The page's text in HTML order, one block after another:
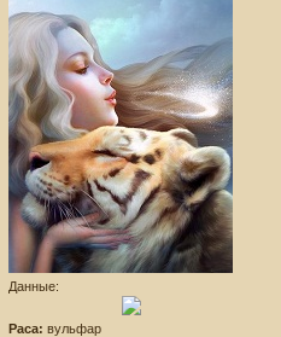
Данные:
Раса: вульфар